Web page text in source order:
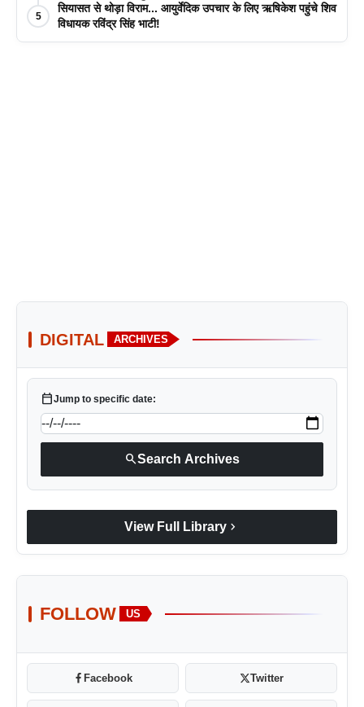
5
सियासत से थोड़ा विराम... आयुर्वेदिक उपचार के लिए ऋषिकेश पहुंचे शिव
विधायक रविंद्र सिंह भाटी!
DIGITAL ARCHIVES
calendar_todayJump to specific date:
searchSearch Archives
View Full Library chevron_right
FOLLOW US
Facebook Twitter